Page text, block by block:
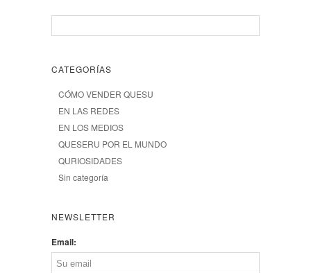
CATEGORÍAS
CÓMO VENDER QUESU
EN LAS REDES
EN LOS MEDIOS
QUESERU POR EL MUNDO
QURIOSIDADES
Sin categoría
NEWSLETTER
Email: